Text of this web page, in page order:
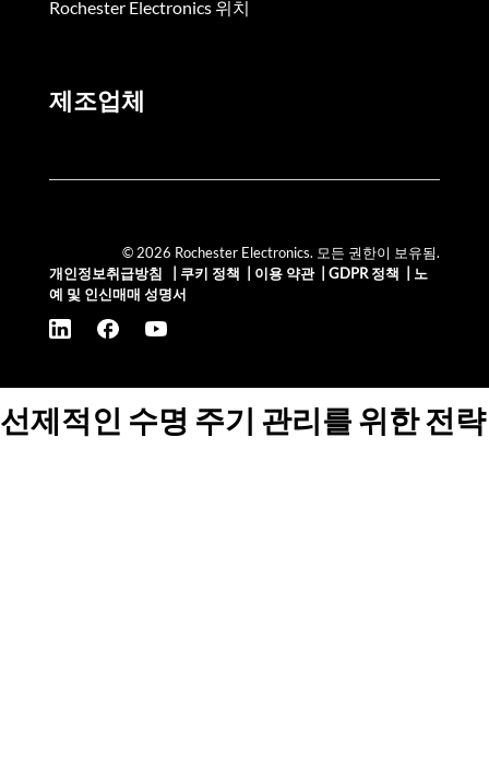
Rochester Electronics 위치
제조업체
© 2026 Rochester Electronics. 모든 권한이 보유됨.
개인정보취급방침
쿠키 정책 이용 약관| GDPR 정책
노
예 및 인신매매 성명서
선제적인 수명 주기 관리를 위한 전략